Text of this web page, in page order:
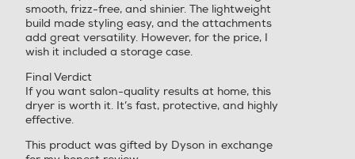
all'insegna del
controllo e del
comfort nelle
zone difficili da
raggiungere.
smooth, frizz-free, and shinier. The lightweight
build made styling easy, and the attachments
add great versatility. However, for the price, I
wish it included a storage case.
Final Verdict
If you want salon-quality results at home, this
dryer is worth it. It’s fast, protective, and highly
effective.
This product was gifted by Dyson in exchange